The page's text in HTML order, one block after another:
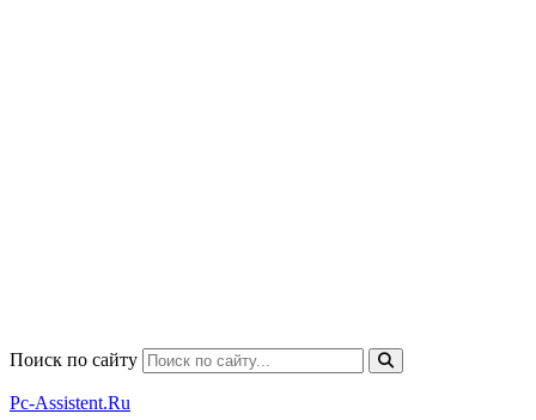
Поиск по сайту
Pc-Assistent.Ru